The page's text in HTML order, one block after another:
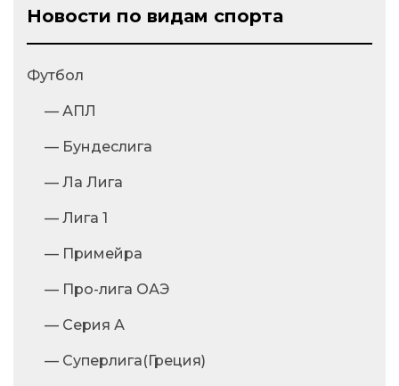
Новости по видам спорта
Футбол
— АПЛ
— Бундеслига
— Ла Лига
— Лига 1
— Примейра
— Про-лига ОАЭ
— Серия А
— Суперлига(Греция)